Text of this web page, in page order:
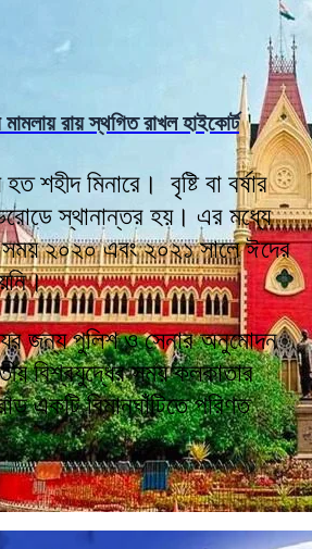
রায় স্থগিত রাখল হাইকোর্ট
শহীদ মিনারে। বৃষ্টি বা বর্ষার
স্থানান্তর হয়। এর মধ্যে
সময় ২০২০ এবং ২০২১ সালে ঈদের
জন্য পুলিশ ও সেনার অনুমোদন
বিশ্বযুদ্ধের সময় কলকাতার
একটি বিমানঘাঁটিতে পরিণত